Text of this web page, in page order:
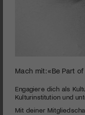
seconds
minutes,
seconds
Luzerner Theater |
PUBLIZIERT AM 14.
Jahrtausende
Mach mit: «Be Part
Engagiere dich als
Kulturinstitution und
Mit deiner